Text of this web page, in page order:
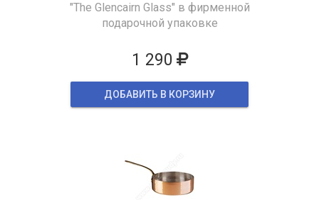
"The Glencairn Glass" в фирменной
подарочной упаковке
1 290
ДОБАВИТЬ В КОРЗИНУ